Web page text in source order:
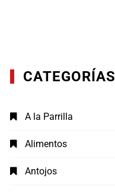
CATEGORÍAS
A la Parrilla
Alimentos
Antojos